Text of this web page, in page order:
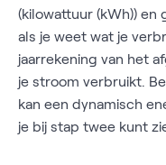
(kilowattuur (kWh)) en
als je weet wat je
jaarrekening van het
je stroom verbruikt.
kan een dynamisch
je bij stap twee kunt